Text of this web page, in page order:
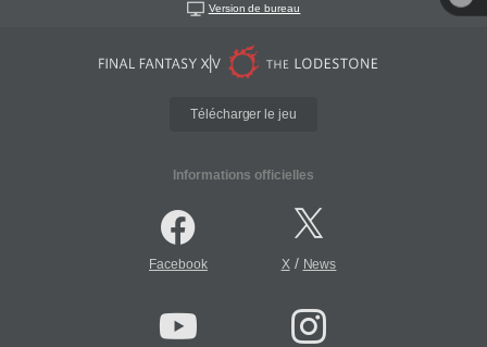
Version de bureau
Télécharger le jeu
Informations officielles
Facebook X/ News